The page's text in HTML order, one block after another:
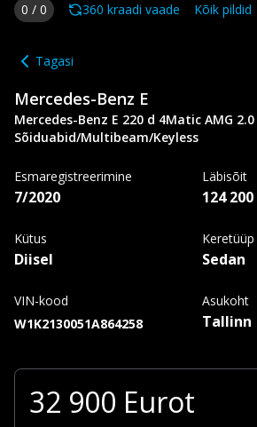
0 / 0 360 kraadi vaade Kõik pildid
Tagasi
Mercedes-Benz E
Mercedes-Benz E 220 d 4Matic AMG
Sõiduabid/Multibeam/Keyless
Esmaregistreerimine
7/2020
Läbisõit
124
Kütus
Diisel
Keretüüp
Sedan
VIN-kood
W1K2130051A864258
Asukoht
Tallinn
32 900 Eurot